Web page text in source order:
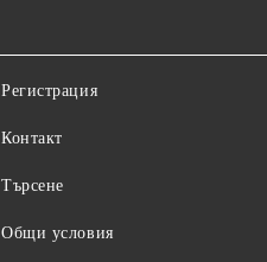
Регистрация
Контакт
Търсене
Общи условия